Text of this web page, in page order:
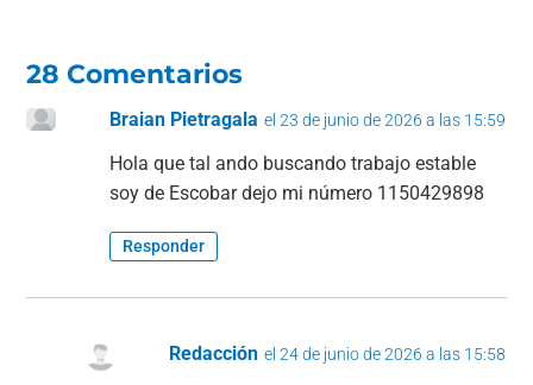
28 Comentarios
Braian Pietragala el 23 de junio de 2026 a las 15:59
Hola que tal ando buscando trabajo estable
soy de Escobar dejo mi número 1150429898
Responder
Redacción el 24 de junio de 2026 a las 15:58